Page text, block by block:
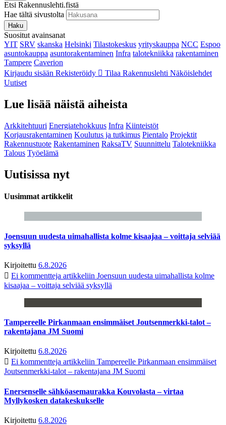
Etsi Rakennuslehti.fistä
Hae tältä sivustolta
Haku
Suositut avainsanat
YIT SRV skanska Helsinki Tilastokeskus yrityskauppa NCC Espoo
asuntokauppa asuntorakentaminen Infra talotekniikka rakentaminen
Tampere Caverion
Kirjaudu sisään Rekisteröidy Tilaa Rakennuslehti Näköislehdet
Uutiset
Lue lisää näistä aiheista
Arkkitehtuuri Energiatehokkuus Infra Kiinteistöt
Korjausrakentaminen Koulutus ja tutkimus Pientalo Projektit
Rakennustuote Rakentaminen RaksaTV Suunnittelu Talotekniikka
Talous Työelämä
Uutisissa nyt
Uusimmat artikkelit
Joensuun uudesta uimahallista kolme kisaajaa – voittaja selviää
syksyllä
Kirjoitettu 6.8.2026
Ei kommentteja artikkeliin Joensuun uudesta uimahallista kolme
kisaajaa – voittaja selviää syksyllä
Tampereelle Pirkanmaan ensimmäiset Joutsenmerkki-talot –
rakentajana JM Suomi
Kirjoitettu 6.8.2026
Ei kommentteja artikkeliin Tampereelle Pirkanmaan ensimmäiset
Joutsenmerkki-talot – rakentajana JM Suomi
Enersenselle sähköasemaurakka Kouvolasta – virtaa
Myllykosken datakeskukselle
Kirjoitettu 6.8.2026